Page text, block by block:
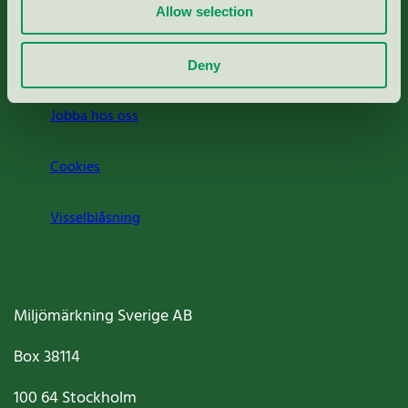
Allow selection
Deny
Jobba hos oss
Cookies
Visselblåsning
Miljömärkning Sverige AB
Box38114
100 64Stockholm